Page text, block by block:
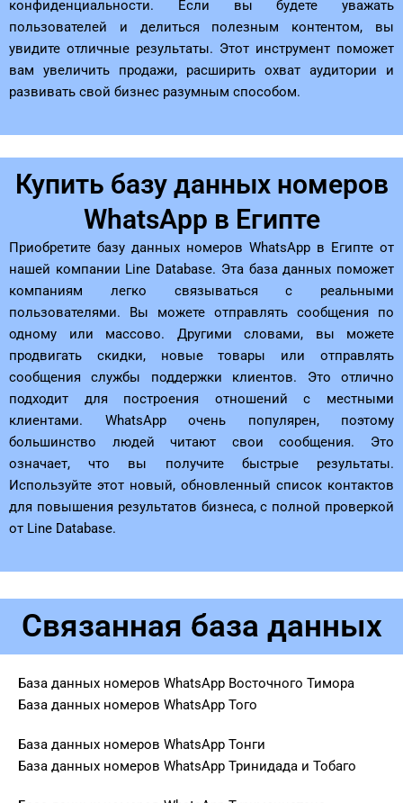
конфиденциальности. Если вы будете уважать
пользователей и делиться полезным контентом, вы
увидите отличные результаты. Этот инструмент поможет
вам увеличить продажи, расширить охват аудитории и
развивать свой бизнес разумным способом.
Купить базу данных номеров
WhatsApp в Египте
Приобретите базу данных номеров WhatsApp в Египте от
нашей компании Line Database. Эта база данных поможет
компаниям легко связываться с реальными
пользователями. Вы можете отправлять сообщения по
одному или массово. Другими словами, вы можете
продвигать скидки, новые товары или отправлять
сообщения службы поддержки клиентов. Это отлично
подходит для построения отношений с местными
клиентами. WhatsApp очень популярен, поэтому
большинство людей читают свои сообщения. Это
означает, что вы получите быстрые результаты.
Используйте этот новый, обновленный список контактов
для повышения результатов бизнеса, с полной проверкой
от Line Database.
Связанная база данных
База данных номеров WhatsApp Восточного Тимора
База данных номеров WhatsApp Того
База данных номеров WhatsApp Тонги
База данных номеров WhatsApp Тринидада и Тобаго